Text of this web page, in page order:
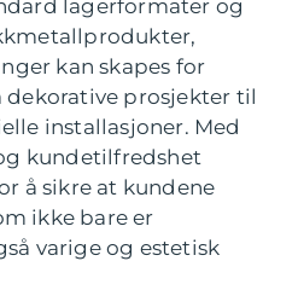
lagerformater og
kan skapes for
dekorative prosjekter til
installasjoner. Med
kundetilfredshet
å sikre at kundene
ikke bare er
varige og estetisk